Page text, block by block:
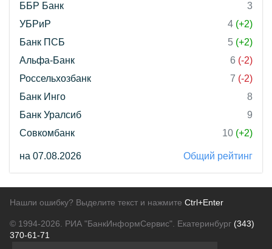
ББР Банк
3
УБРиР
4 (+2)
Банк ПСБ
5 (+2)
Альфа-Банк
6 (-2)
Россельхозбанк
7 (-2)
Банк Инго
8
Банк Уралсиб
9
Совкомбанк
10 (+2)
на 07.08.2026 Общий рейтинг
Нашли ошибку? Выделите текст и нажмите Ctrl+Enter
© 1994-2026. РИА "БанкИнформСервис". Екатеринбург (343)
370-61-71